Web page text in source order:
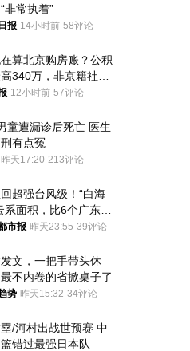
非常执着”
报 14小时前 58评论
算北京购房账？公积
340万，非京籍社保
12小时前 57评论
童遭漏诊后死亡 医生
有点冤
昨天17:20 213评论
超强台风级！“白海
系面积，比6个广东还
圳官方：注意这件事
市报 昨天23:55 39评论
文，一把手带头休
不内卷的省掀桌子了
势 昨天15:32 34评论
/河村出战世预赛 中
错过最强日本队